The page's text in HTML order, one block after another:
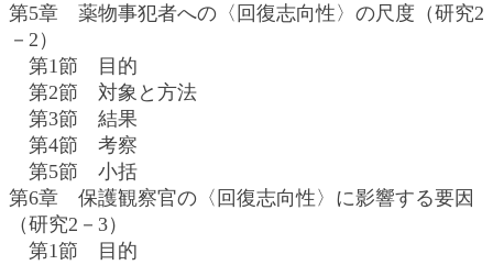
第5章 薬物事犯者への〈回復志向性〉の尺度（研究2
－2）
第1節 目的
第2節 対象と方法
第3節 結果
第4節 考察
第5節 小括
第6章 保護観察官の〈回復志向性〉に影響する要因
（研究2－3）
第1節 目的